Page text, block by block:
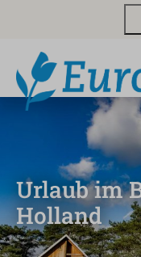
Urlaub im
Holland